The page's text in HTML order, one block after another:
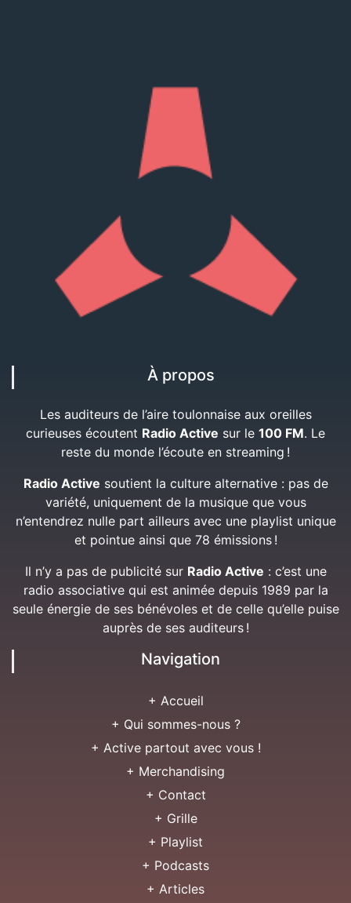
À propos
Les auditeurs de l’aire toulonnaise aux oreilles
curieuses écoutent Radio Active sur le 100 FM. Le
reste du monde l’écoute en streaming !
Radio Active soutient la culture alternative : pas de
variété, uniquement de la musique que vous
n’entendrez nulle part ailleurs avec une playlist unique
et pointue ainsi que 78 émissions !
Il n’y a pas de publicité sur Radio Active : c’est une
radio associative qui est animée depuis 1989 par la
seule énergie de ses bénévoles et de celle qu’elle puise
auprès de ses auditeurs !
Navigation
+ Accueil
+ Qui sommes-nous ?
+ Active partout avec vous !
+ Merchandising
+ Contact
+ Grille
+ Playlist
+ Podcasts
+ Articles